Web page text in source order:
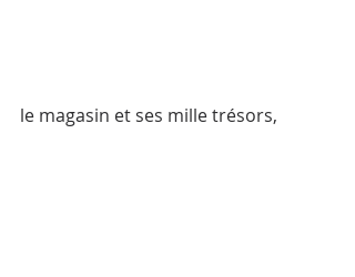
le magasin et ses mille trésors,